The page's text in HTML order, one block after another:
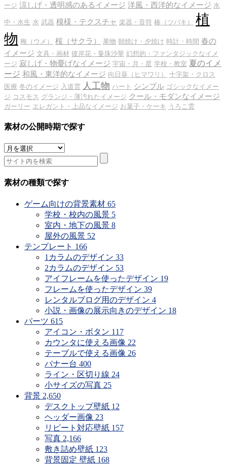
ージ 涼しげ・透明感のあるイメージ 洋風・西洋的なイメージ 水
中・水生 水 武器 模様・テクスチャ 楽器・音符 椿（ツバキ）
植
物 梅（ウメ） 桜（サクラ） 果物 朝焼け・夕焼け 時計・時間 春の
イメージ 文具・画材 彼岸花・曼珠沙華 幻想的・ファンタジックなイメ
ージ 寂しげ・物憂げなイメージ 宇宙・月・星 学校・教室 夏のイメ
ージ 和風・東洋的なイメージ 向日葵（ヒマワリ）
十字架・クロス
医療 冬のイメージ 入道雲 人工物 ハート シンプル ゴシックなイメー
ジ コスモス グランジ・薄汚れたイメージ クール・モダンなイメージ
ガーリー エレガント・上品なイメージ お菓子・ケーキ うろこ雲
素材の公開時期で探す
素
材
の
公
素材の種類で探す
ゲーム向けの背景素材 65
学校・校内の風景 5
室内・地下の風景 8
屋外の風景 52
テンプレート 166
1カラムのデザイン 33
2カラムのデザイン 53
アイフレームを使ったデザイン 19
フレームを使ったデザイン 39
レンタルブログ用のデザイン 4
小説・画像の展示向きのデザイン 18
パーツ 615
アイコン・ボタン 117
カウンタに使える画像 22
テーブルで使える画像 26
バナー台 400
ライン・区切り線 24
小サイズの写真 25
背景 2,650
デスクトップ壁紙 12
ヘッダー画像 23
リピート対応壁紙 157
写真 2,166
敷き詰め壁紙 123
背景固定 壁紙 168